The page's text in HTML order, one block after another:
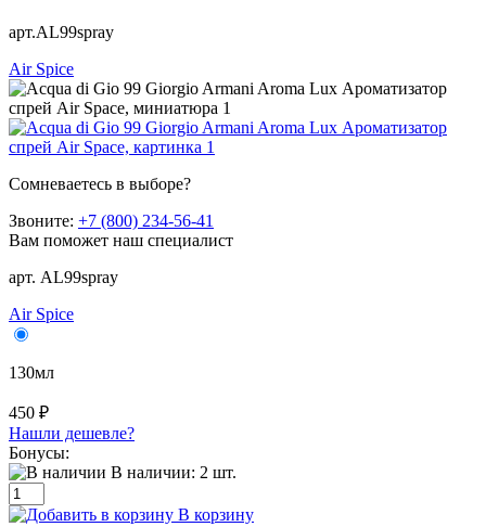
арт.AL99spray
Air Spice
Сомневаетесь в выборе?
Звоните: +7 (800) 234-56-41
Вам поможет наш специалист
арт. AL99spray
Air Spice
130мл
450 ₽
Нашли дешевле?
Бонусы:
В наличии: 2 шт.
В корзину